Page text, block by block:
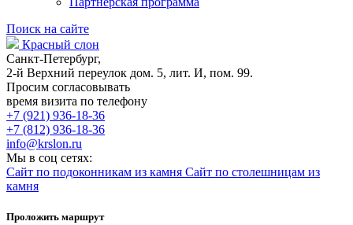
Поиск на сайте
Красный слон
Санкт-Петербург,
2-й Верхний переулок дом. 5, лит. И, пом. 99.
Просим согласовывать
время визита по телефону
+7 (921) 936-18-36
+7 (812) 936-18-36
info@krslon.ru
Мы в соц сетях:
Сайт по подоконникам из камня Сайт по столешницам из
камня
Проложить маршрут